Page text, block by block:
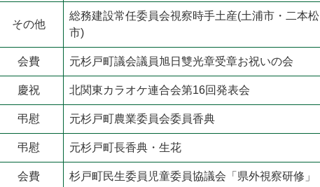
その他
総務建設常任委員会視察時手土産(土浦市・二本松
市)
会費 元杉戸町議会議員旭日雙光章受章お祝いの会
慶祝 北関東カラオケ連合会第16回発表会
弔慰 元杉戸町農業委員会委員香典
弔慰 元杉戸町長香典・生花
会費 杉戸町民生委員児童委員協議会「県外視察研修」